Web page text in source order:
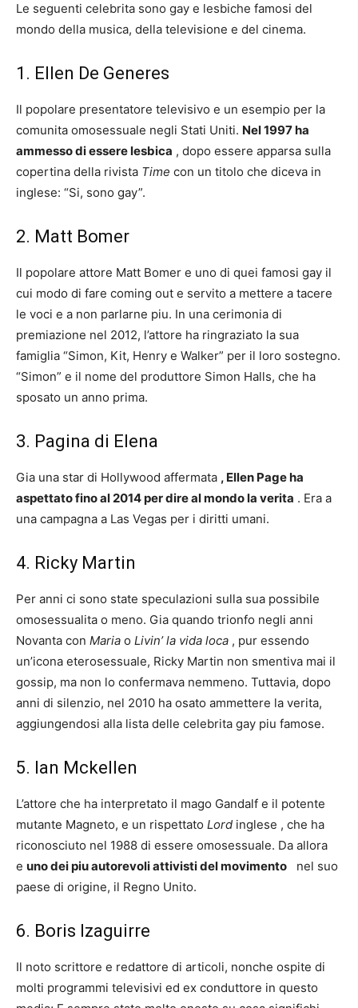
Le seguenti celebrita sono gay e lesbiche famosi del
mondo della musica, della televisione e del cinema.
1. Ellen De Generes
Il popolare presentatore televisivo e un esempio per la
comunita omosessuale negli Stati Uniti. Nel 1997 ha
ammesso di essere lesbica , dopo essere apparsa sulla
copertina della rivista Time con un titolo che diceva in
inglese: “Si, sono gay”.
2. Matt Bomer
Il popolare attore Matt Bomer e uno di quei famosi gay il
cui modo di fare coming out e servito a mettere a tacere
le voci e a non parlarne piu. In una cerimonia di
premiazione nel 2012, l’attore ha ringraziato la sua
famiglia “Simon, Kit, Henry e Walker” per il loro sostegno.
“Simon” e il nome del produttore Simon Halls, che ha
sposato un anno prima.
3. Pagina di Elena
Gia una star di Hollywood affermata , Ellen Page ha
aspettato fino al 2014 per dire al mondo la verita . Era a
una campagna a Las Vegas per i diritti umani.
4. Ricky Martin
Per anni ci sono state speculazioni sulla sua possibile
omosessualita o meno. Gia quando trionfo negli anni
Novanta con Maria o Livin’ la vida loca , pur essendo
un’icona eterosessuale, Ricky Martin non smentiva mai il
gossip, ma non lo confermava nemmeno. Tuttavia, dopo
anni di silenzio, nel 2010 ha osato ammettere la verita,
aggiungendosi alla lista delle celebrita gay piu famose.
5. Ian Mckellen
L’attore che ha interpretato il mago Gandalf e il potente
mutante Magneto, e un rispettato Lord inglese , che ha
riconosciuto nel 1988 di essere omosessuale. Da allora
e uno dei piu autorevoli attivisti del movimento nel suo
paese di origine, il Regno Unito.
6. Boris Izaguirre
Il noto scrittore e redattore di articoli, nonche ospite di
molti programmi televisivi ed ex conduttore in questo